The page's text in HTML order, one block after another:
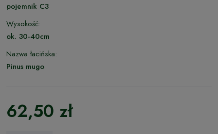
pojemnik C3
Wysokość:
ok. 30-40cm
Nazwa łacińska:
Pinus mugo
62,50 zł